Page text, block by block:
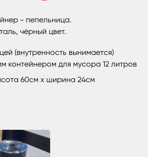
- пепельница.
чёрный цвет.
(внутренность вынимается)
контейнером для мусора 12 литров
60см х ширина 24см